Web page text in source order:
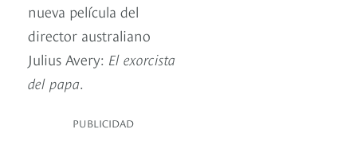
nueva película del
director australiano
Julius Avery: El exorcista
del papa.
PUBLICIDAD